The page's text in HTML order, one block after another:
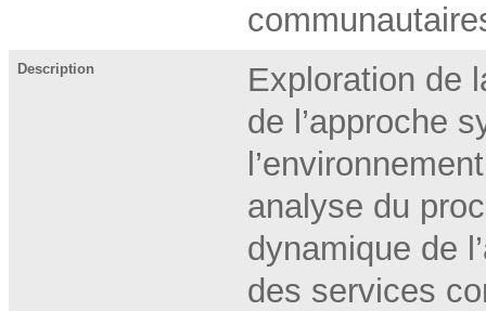
Description
Exploration de
de l’approche
analyse du
dynamique de
des services